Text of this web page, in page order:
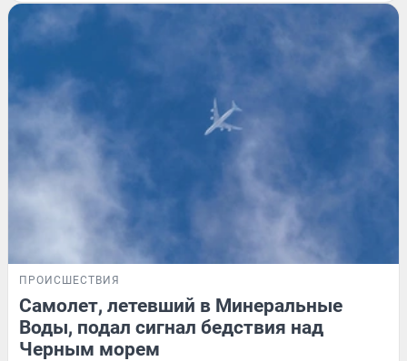
ПРОИСШЕСТВИЯ
Самолет, летевший в Минеральные
Воды, подал сигнал бедствия над
Черным морем